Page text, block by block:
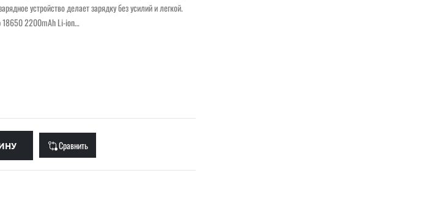
устройство делает зарядку без усилий и легкой.
18650 2200mAh Li-ion…
Сравнить